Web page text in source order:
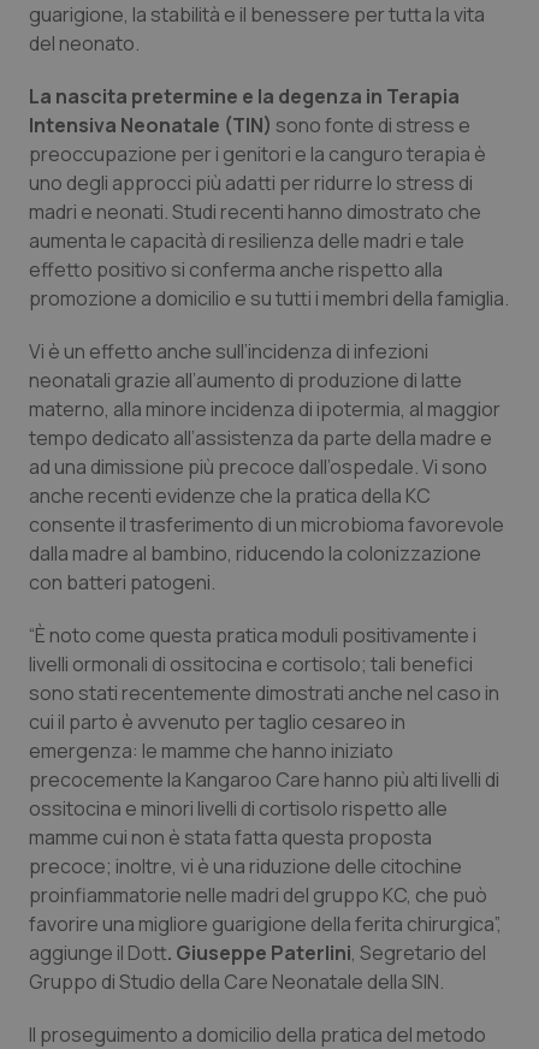
Veneto
Oncoematologia
Oncologia & Nutrizione
Psoriasi & pelle
Quotidiano Cardiologia
Quotidiano Chirurgia
Quotidiano Oncologia
Quotidiano Pediatria
Rene & patologie urogenitali
Salute orale & impianti
Sangue & coagulazione
Tiroide
Tumore al seno
Tumore ovarico
Tumori del Polmone & Testa Collo
Tumori gastrointestinali
Ulcera & Reflusso
Vaccini
guarigione, la stabilità e il benessere per tutta la vita
del neonato.
La nascita pretermine e la degenza in Terapia
Intensiva Neonatale (TIN) sono fonte di stress e
preoccupazione per i genitori e la canguro terapia è
uno degli approcci più adatti per ridurre lo stress di
madri e neonati. Studi recenti hanno dimostrato che
aumenta le capacità di resilienza delle madri e tale
effetto positivo si conferma anche rispetto alla
promozione a domicilio e su tutti i membri della famiglia.
Vi è un effetto anche sull’incidenza di infezioni
neonatali grazie all’aumento di produzione di latte
materno, alla minore incidenza di ipotermia, al maggior
tempo dedicato all’assistenza da parte della madre e
ad una dimissione più precoce dall’ospedale. Vi sono
anche recenti evidenze che la pratica della KC
consente il trasferimento di un microbioma favorevole
dalla madre al bambino, riducendo la colonizzazione
con batteri patogeni.
“È noto come questa pratica moduli positivamente i
livelli ormonali di ossitocina e cortisolo; tali benefici
sono stati recentemente dimostrati anche nel caso in
cui il parto è avvenuto per taglio cesareo in
emergenza: le mamme che hanno iniziato
precocemente la Kangaroo Care hanno più alti livelli di
ossitocina e minori livelli di cortisolo rispetto alle
mamme cui non è stata fatta questa proposta
precoce; inoltre, vi è una riduzione delle citochine
proinfiammatorie nelle madri del gruppo KC, che può
favorire una migliore guarigione della ferita chirurgica”,
aggiunge il Dott. Giuseppe Paterlini, Segretario del
Gruppo di Studio della Care Neonatale della SIN.
Il proseguimento a domicilio della pratica del metodo